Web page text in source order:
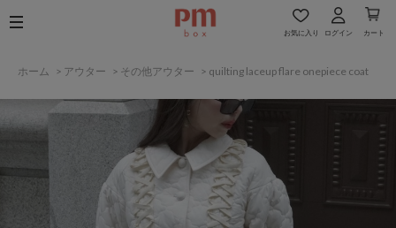
お気に入り ログイン カート
ホーム > アウター > その他アウター > quilting laceup flare onepiece coat